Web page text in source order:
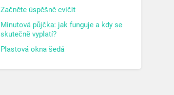
Začněte úspěšně cvičit
Minutová půjčka: jak funguje a kdy se
skutečně vyplatí?
Plastová okna šedá